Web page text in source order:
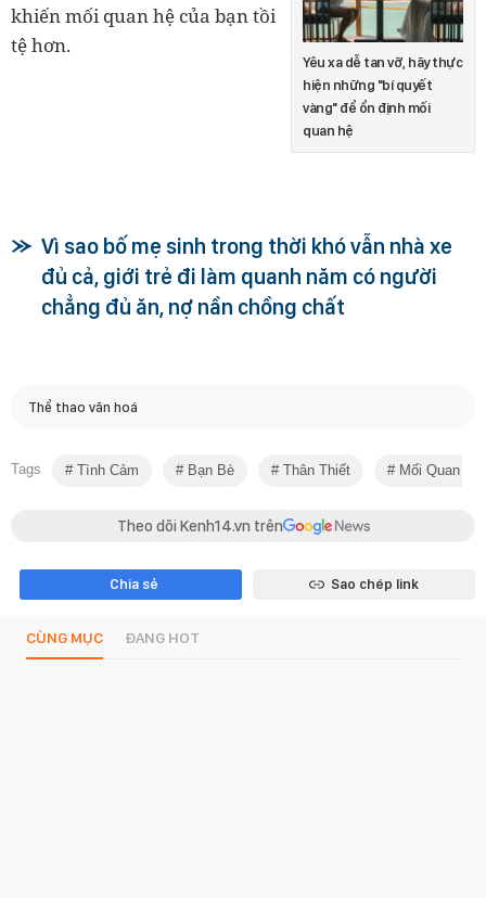
Yêu xa dễ tan vỡ, hãy thực
hiện những "bí quyết
vàng" để ổn định mối
quan hệ
khiến mối quan hệ của bạn tồi
tệ hơn.
Vì sao bố mẹ sinh trong thời khó vẫn nhà xe
đủ cả, giới trẻ đi làm quanh năm có người
chẳng đủ ăn, nợ nần chồng chất
Thể thao văn hoá
Tags Tình Cảm Bạn Bè Thân Thiết Mối Quan Hệ
Theo dõi Kenh14.vn trên
Chia sẻ Sao chép link
CÙNG MỤC ĐANG HOT